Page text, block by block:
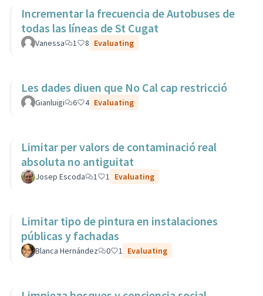
Incrementar la frecuencia de Autobuses de
todas las líneas de St Cugat
Vanessa 1 8 Evaluating
Les dades diuen que No Cal cap restricció
Gianluigi 6 4 Evaluating
Limitar per valors de contaminació real
absoluta no antiguitat
Josep Escoda 1 1 Evaluating
Limitar tipo de pintura en instalaciones
públicas y fachadas
Blanca Hernández 0 1 Evaluating